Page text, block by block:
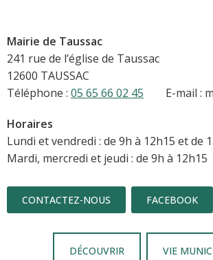
Mairie de Taussac
241 rue de l’église de Taussac
12600 TAUSSAC
Téléphone : 05 65 66 02 45 E-mail :
Horaires
Lundi et vendredi : de 9h à 12h15 et de
Mardi, mercredi et jeudi : de 9h à 12h15
CONTACTEZ-NOUS FACEBOOK
DÉCOUVRIR VIE